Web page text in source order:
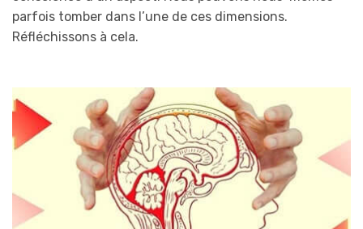
parfois tomber dans l’une de ces dimensions.
Réfléchissons à cela.